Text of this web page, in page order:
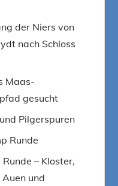
der Niers von
nach Schloss
Maas-
gesucht
Pilgerspuren
Runde
– Kloster,
Auen und